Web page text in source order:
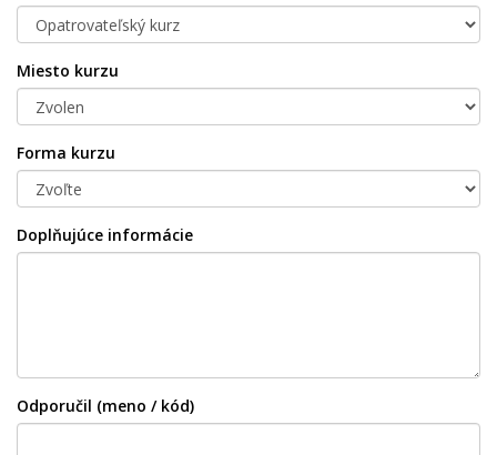
Miesto kurzu
Forma kurzu
Doplňujúce informácie
Odporučil (meno / kód)